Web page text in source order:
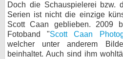
Doch die Schauspielerei bzw.
Serien ist nicht die einzige
Scott Caan geblieben. 2009
Fotoband "Scott Caan
welcher unter anderem
beinhaltet. Auch sind ihm